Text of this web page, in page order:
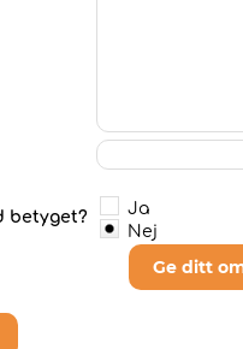
betyget?
Ja
Nej
Ge ditt